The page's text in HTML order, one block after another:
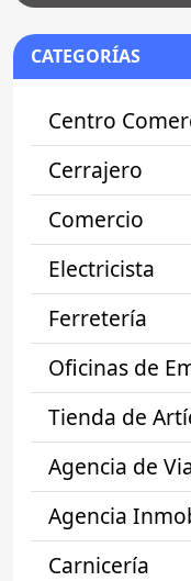
CATEGORÍAS
Centro
Cerrajero
Comercio
Electricista
Ferretería
Oficinas de
Tienda de
Agencia de
Agencia
Carnicería